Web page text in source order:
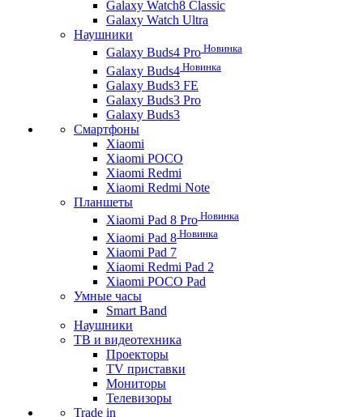
Galaxy Watch8 Classic
Galaxy Watch Ultra
Наушники
Galaxy Buds4 Pro Новинка
Galaxy Buds4 Новинка
Galaxy Buds3 FE
Galaxy Buds3 Pro
Galaxy Buds3
Смартфоны
Xiaomi
Xiaomi POCO
Xiaomi Redmi
Xiaomi Redmi Note
Планшеты
Xiaomi Pad 8 Pro Новинка
Xiaomi Pad 8 Новинка
Xiaomi Pad 7
Xiaomi Redmi Pad 2
Xiaomi POCO Pad
Умные часы
Smart Band
Наушники
ТВ и видеотехника
Проекторы
TV приставки
Мониторы
Телевизоры
Trade in